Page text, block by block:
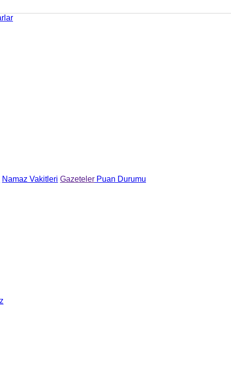
Namaz Vakitleri Gazeteler Puan Durumu